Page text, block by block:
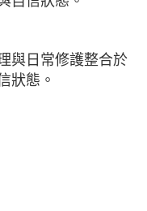
與日常修護整合於
狀態。